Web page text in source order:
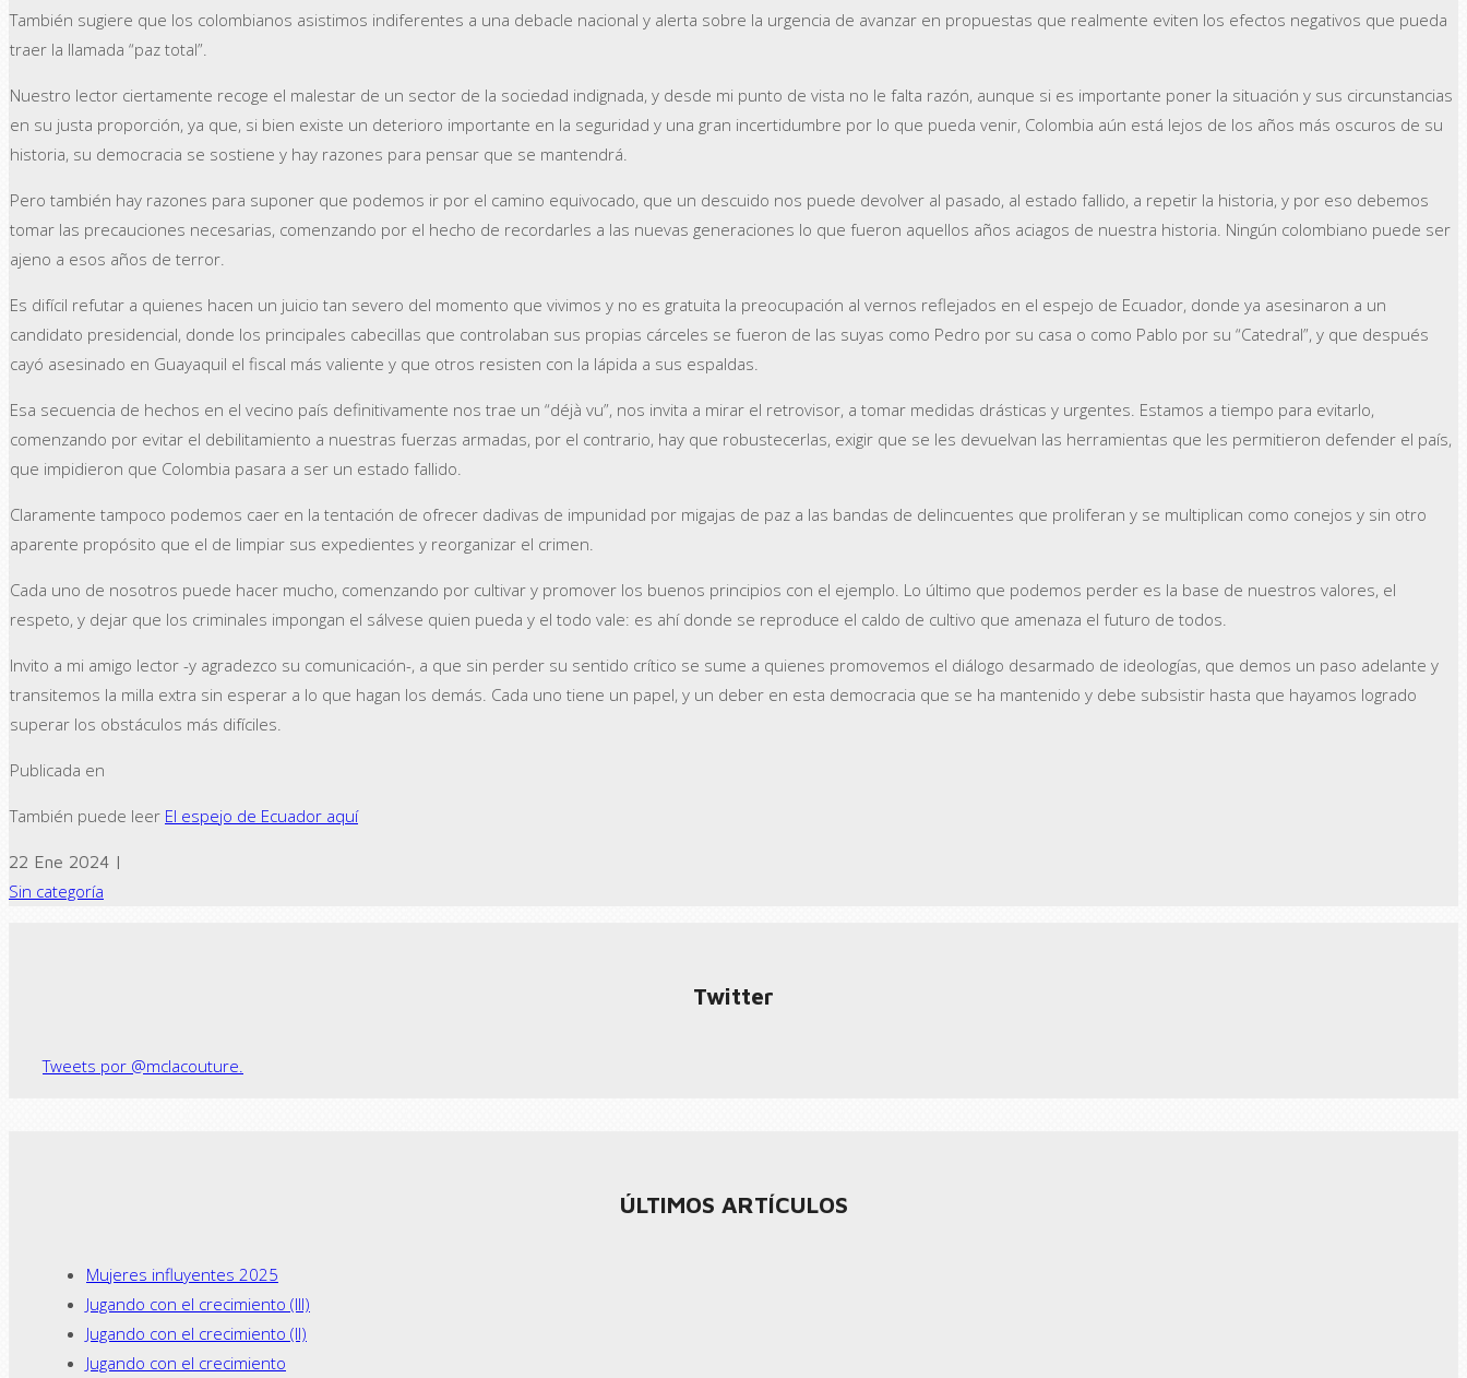
También sugiere que los colombianos asistimos indiferentes a una debacle nacional y alerta sobre la urgencia de avanzar en propuestas que realmente eviten los efectos negativos que pueda
traer la llamada “paz total”.
Nuestro lector ciertamente recoge el malestar de un sector de la sociedad indignada, y desde mi punto de vista no le falta razón, aunque si es importante poner la situación y sus circunstancias
en su justa proporción, ya que, si bien existe un deterioro importante en la seguridad y una gran incertidumbre por lo que pueda venir, Colombia aún está lejos de los años más oscuros de su
historia, su democracia se sostiene y hay razones para pensar que se mantendrá.
Pero también hay razones para suponer que podemos ir por el camino equivocado, que un descuido nos puede devolver al pasado, al estado fallido, a repetir la historia, y por eso debemos
tomar las precauciones necesarias, comenzando por el hecho de recordarles a las nuevas generaciones lo que fueron aquellos años aciagos de nuestra historia. Ningún colombiano puede ser
ajeno a esos años de terror.
Es difícil refutar a quienes hacen un juicio tan severo del momento que vivimos y no es gratuita la preocupación al vernos reflejados en el espejo de Ecuador, donde ya asesinaron a un
candidato presidencial, donde los principales cabecillas que controlaban sus propias cárceles se fueron de las suyas como Pedro por su casa o como Pablo por su “Catedral”, y que después
cayó asesinado en Guayaquil el fiscal más valiente y que otros resisten con la lápida a sus espaldas.
Esa secuencia de hechos en el vecino país definitivamente nos trae un “déjà vu”, nos invita a mirar el retrovisor, a tomar medidas drásticas y urgentes. Estamos a tiempo para evitarlo,
comenzando por evitar el debilitamiento a nuestras fuerzas armadas, por el contrario, hay que robustecerlas, exigir que se les devuelvan las herramientas que les permitieron defender el país,
que impidieron que Colombia pasara a ser un estado fallido.
Claramente tampoco podemos caer en la tentación de ofrecer dadivas de impunidad por migajas de paz a las bandas de delincuentes que proliferan y se multiplican como conejos y sin otro
aparente propósito que el de limpiar sus expedientes y reorganizar el crimen.
Cada uno de nosotros puede hacer mucho, comenzando por cultivar y promover los buenos principios con el ejemplo. Lo último que podemos perder es la base de nuestros valores, el
respeto, y dejar que los criminales impongan el sálvese quien pueda y el todo vale: es ahí donde se reproduce el caldo de cultivo que amenaza el futuro de todos.
Invito a mi amigo lector -y agradezco su comunicación-, a que sin perder su sentido crítico se sume a quienes promovemos el diálogo desarmado de ideologías, que demos un paso adelante y
transitemos la milla extra sin esperar a lo que hagan los demás. Cada uno tiene un papel, y un deber en esta democracia que se ha mantenido y debe subsistir hasta que hayamos logrado
superar los obstáculos más difíciles.
Publicada en
También puede leer El espejo de Ecuador aquí
22 Ene 2024 |
Sin categoría
Twitter
Tweets por @mclacouture.
ÚLTIMOS ARTÍCULOS
Mujeres influyentes 2025
Jugando con el crecimiento (III)
Jugando con el crecimiento (II)
Jugando con el crecimiento